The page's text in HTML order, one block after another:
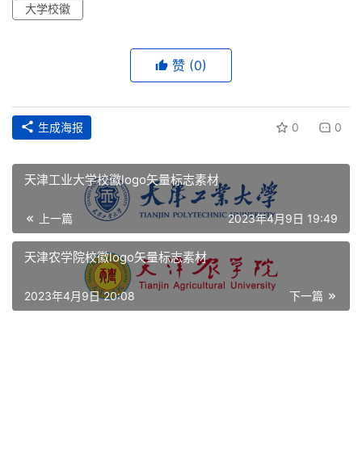
资
讯
面
间
大学校徽
赞 (0)
生成海报 0 0
天津工业大学校徽logo矢量标志素材
上一篇 2023年4月9日 19:49
天津农学院校徽logo矢量标志素材
下一篇
2023年4月9日 20:08